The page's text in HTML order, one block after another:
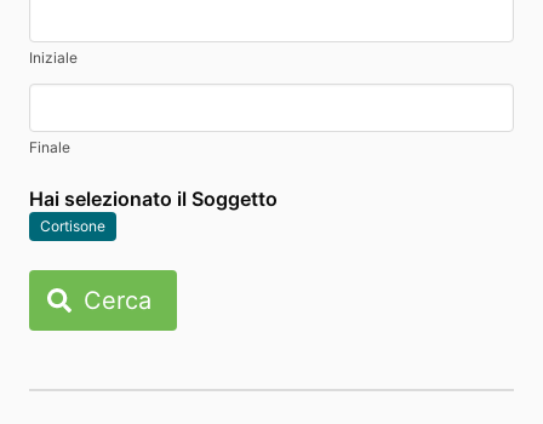
Iniziale
Finale
Hai selezionato il Soggetto
Cortisone
Cerca